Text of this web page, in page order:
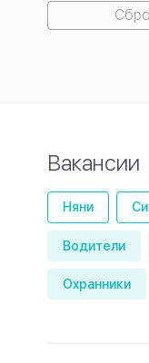
Вакансии
Няни
Водители
Охранники